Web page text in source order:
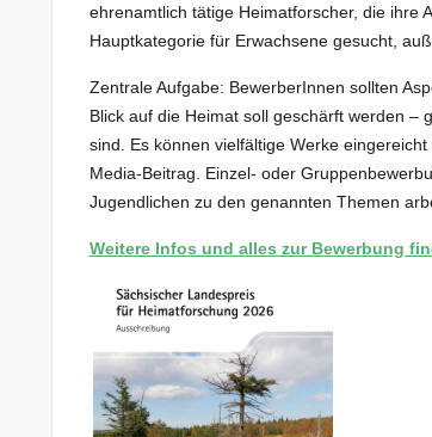
ehrenamtlich tätige Heimatforscher, die ihre
Hauptkategorie für Erwachsene gesucht,
Zentrale Aufgabe: BewerberInnen sollten
Blick auf die Heimat soll geschärft werden –
sind. Es können vielfältige Werke
Media-Beitrag. Einzel- oder
Jugendlichen zu den genannten Themen
Weitere Infos und alles zur Bewerbung